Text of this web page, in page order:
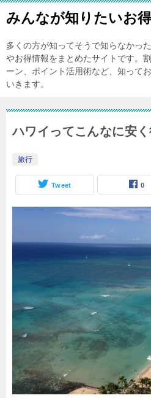
みんなが知りたいお得
多くの方が知ってそうで知らなかっ
やお得情報をまとめたサイトです。
ーン、ポイント活用術など、知って
いきます。
ハワイってこんなに安
旅行
Tweet 0